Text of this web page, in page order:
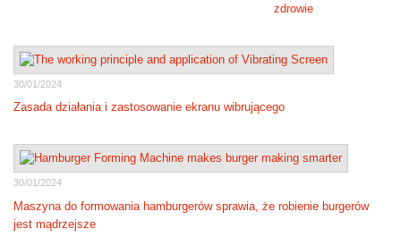
zdrowie
30/01/2024
Zasada działania i zastosowanie ekranu wibrującego
30/01/2024
Maszyna do formowania hamburgerów sprawia, że robienie burgerów
jest mądrzejsze